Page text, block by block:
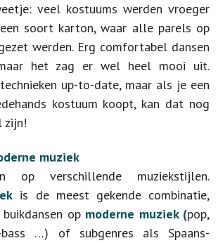
veel kostuums werden vroeger
soort karton, waar alle parels op
werden. Erg comfortabel dansen
het zag er wel heel mooi uit.
up-to-date, maar als je een
kostuum koopt, kan dat nog
zijn!
muziek
op verschillende muziekstijlen.
is de meest gekende combinatie,
op moderne muziek (pop,
bass …) of subgenres als Spaans-